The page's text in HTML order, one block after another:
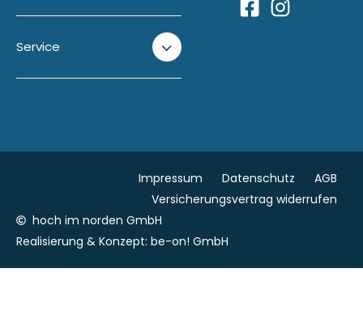
Service
hoch im norden GmbH
Realisierung & Konzept: be-on! GmbH
Impressum Datenschutz
AGB
Versicherungsvertrag widerrufen